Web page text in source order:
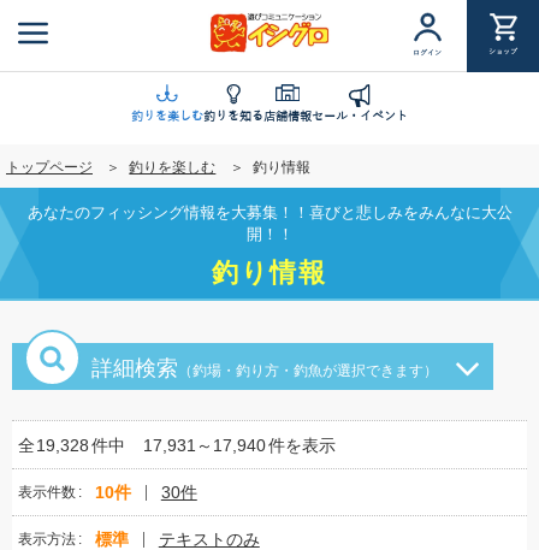
ン
に
移
動
ログイン ショップ
釣りを楽しむ釣りを知る店舗情報セール・イベント
トップページ 釣りを楽しむ 釣り情報
あなたのフィッシング情報を大募集！！喜びと悲しみをみんなに大公
開！！
釣り情報
詳細検索 （釣場・釣り方・釣魚が選択できます）
全19,328件中 17,931～17,940件を表示
表示件数 10件 30件
表示方法 標準 テキストのみ